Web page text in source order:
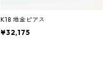
K18 地金ピアス
¥32,175